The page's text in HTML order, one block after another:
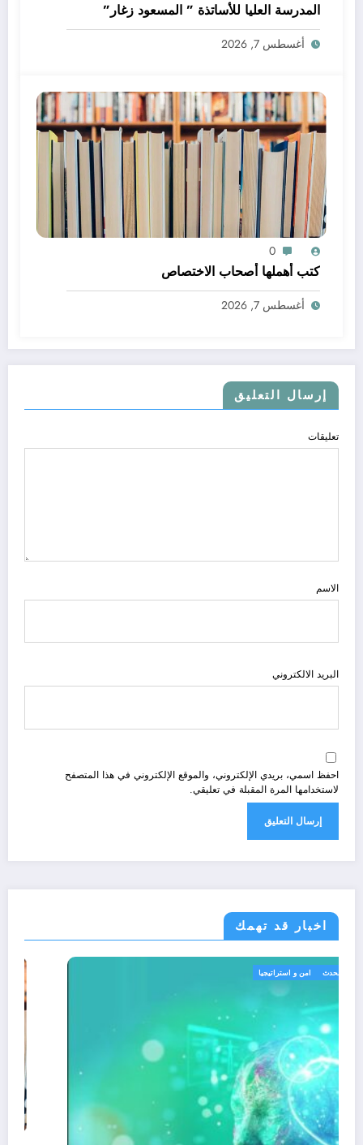
المدرسة العليا للأساتذة ” المسعود زغار”
أغسطس 7, 2026
0
كتب أهملها أصحاب الاختصاص
أغسطس 7, 2026
إرسال التعليق
تعليقات
الاسم
البريد الالكتروني
احفظ اسمي، بريدي الإلكتروني، والموقع الإلكتروني في هذا المتصفح
لاستخدامها المرة المقبلة في تعليقي.
اخبار قد تهمك
الجزائر الحدث امن و استراتيجيا